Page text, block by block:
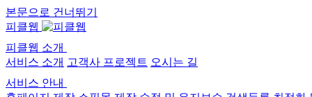
본문으로 건너뛰기
피클웹
피클웹 소개
서비스 소개 고객사 프로젝트 오시는 길
서비스 안내